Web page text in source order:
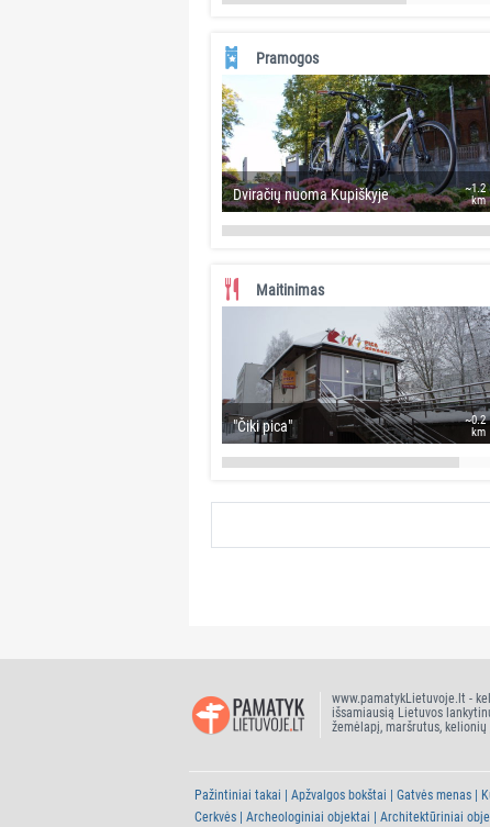
Pramogos
Dviračių nuoma Kupiškyje
~1.2
km
Maitinimas
"Čiki pica"
~0.2
km
www.pamatykLietuvoje.lt -
išsamiausią Lietuvos
žemėlapį, maršrutus,
Pažintiniai takai Apžvalgos bokštai Gatvės menas
Cerkvės
Archeologiniai objektai Architektūriniai